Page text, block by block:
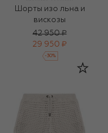
Шорты изо льна и
вискозы
42 950 ₽
29 950 ₽
-30%